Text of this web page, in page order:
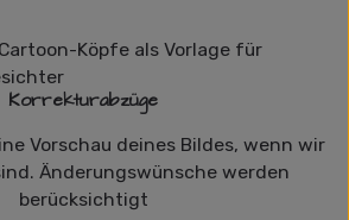
Korrekturabzüge
Vorschau deines Bildes, wenn wir
Änderungswünsche werden
berücksichtigt